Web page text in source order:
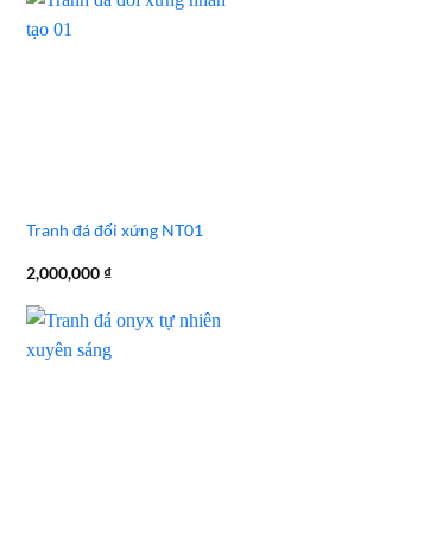
Tranh đá đối xứng NT01
2,000,000₫